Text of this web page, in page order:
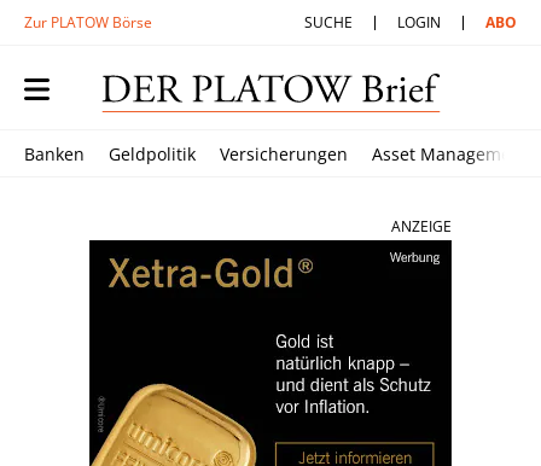
Zur PLATOW Börse SUCHE LOGIN ABO
Banken Geldpolitik Versicherungen Asset Management
ANZEIGE